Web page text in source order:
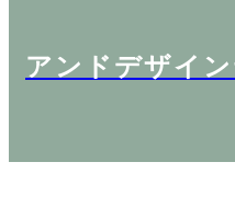
アンドデザイ